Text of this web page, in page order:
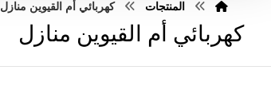
المنتجات كهربائي أم القيوين منازل
كهربائي أم القيوين منازل